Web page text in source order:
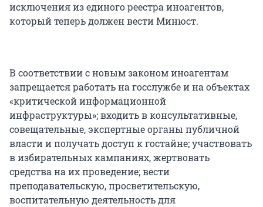
исключения из единого реестра иноагентов,
который теперь должен вести Минюст.
В соответствии с новым законом иноагентам
запрещается работать на госслужбе и на объектах
«критической информационной
инфраструктуры»; входить в консультативные,
совещательные, экспертные органы публичной
власти и получать доступ к гостайне; участвовать
в избирательных кампаниях, жертвовать
средства на их проведение; вести
преподавательскую, просветительскую,
воспитательную деятельность для